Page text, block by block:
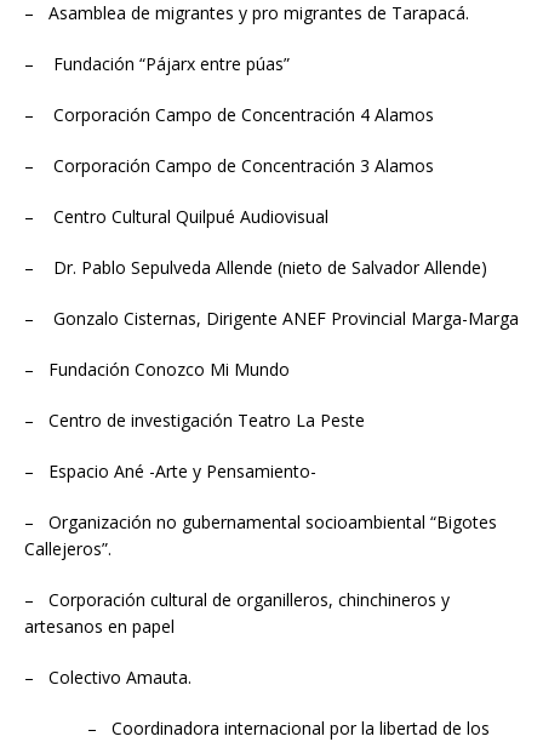
– Asamblea de migrantes y pro migrantes de Tarapacá.
– Fundación “Pájarx entre púas”
– Corporación Campo de Concentración 4 Alamos
– Corporación Campo de Concentración 3 Alamos
– Centro Cultural Quilpué Audiovisual
– Dr. Pablo Sepulveda Allende (nieto de Salvador Allende)
– Gonzalo Cisternas, Dirigente ANEF Provincial Marga-Marga
– Fundación Conozco Mi Mundo
– Centro de investigación Teatro La Peste
– Espacio Ané -Arte y Pensamiento-
– Organización no gubernamental socioambiental “Bigotes
Callejeros”.
– Corporación cultural de organilleros, chinchineros y
artesanos en papel
– Colectivo Amauta.
– Coordinadora internacional por la libertad de los